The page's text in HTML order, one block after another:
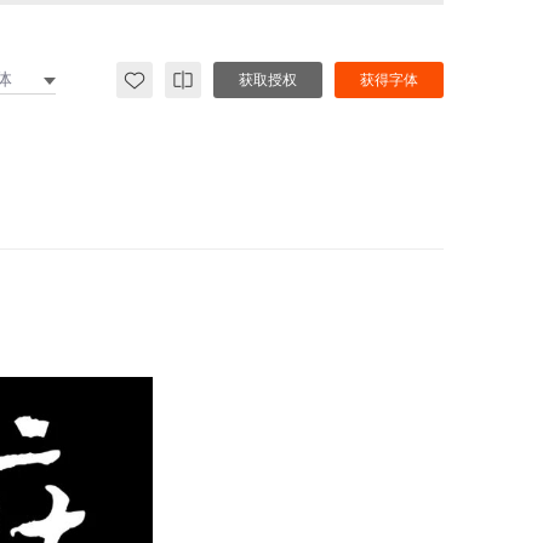
获得字体
获取授权